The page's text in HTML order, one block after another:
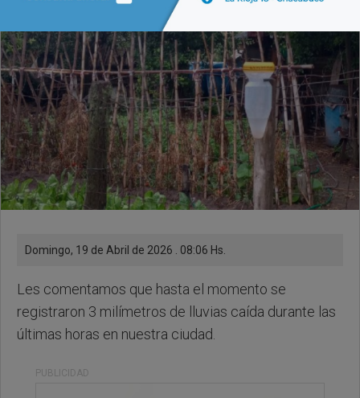
Domingo, 19 de Abril de 2026 . 08:06 Hs.
Les comentamos que hasta el momento se
registraron 3 milímetros de lluvias caída durante las
últimas horas en nuestra ciudad.
PUBLICIDAD